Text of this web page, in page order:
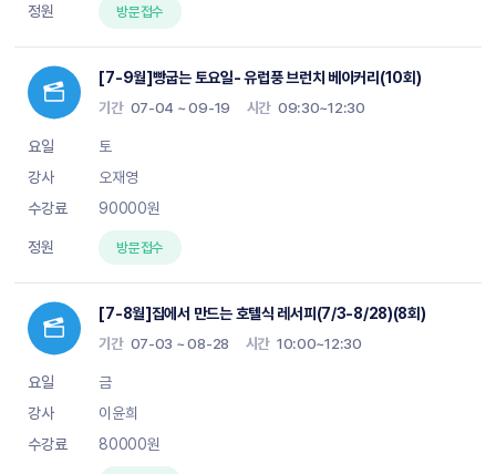
방문접수
[7-9월]빵굽는 토요일- 유럽풍 브런치 베이커리(10회)
기간 07-04 ~ 09-19 시간 09:30~12:30
토
오재영
90000원
방문접수
[7-8월]집에서 만드는 호텔식 레서피(7/3-8/28)(8회)
기간 07-03 ~ 08-28 시간 10:00~12:30
금
이윤희
80000원